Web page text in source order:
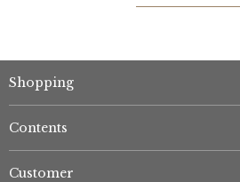
Shopping
Contents
Customer